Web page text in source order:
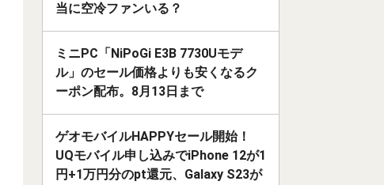
当に空冷ファンいる？
ミニPC「NiPoGi E3B 7730Uモデ
ル」のセール価格よりも安くなるク
ーポン配布。8月13日まで
ゲオモバイルHAPPYセール開始！
UQモバイル申し込みでiPhone 12が1
円+1万円分のpt還元、Galaxy S23が